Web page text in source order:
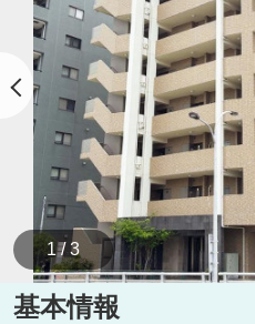
1 / 3
基本情報